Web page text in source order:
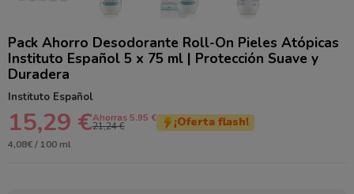
Pack Ahorro Desodorante Roll-On Pieles Atópicas
Instituto Español 5 x 75 ml | Protección Suave y
Duradera
Instituto Español
15,29 €Ahorras 5.95 €
21,24 € ¡Oferta flash!
4,08€ / 100 ml